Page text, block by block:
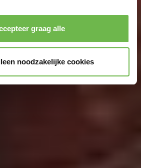
graag alle
noodzakelijke cookies